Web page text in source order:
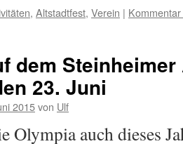
, Altstadtfest, Verein |
dem
23. Juni
2015von Ulf
Olympia auch dieses